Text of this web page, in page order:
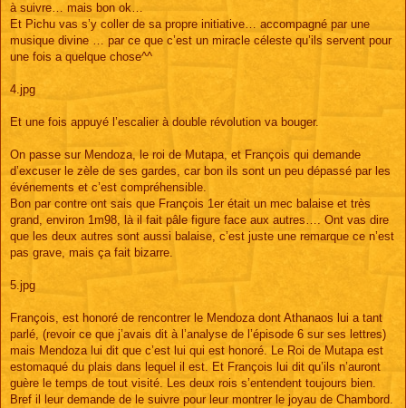
à suivre… mais bon ok…
Et Pichu vas s’y coller de sa propre initiative… accompagné par une
musique divine … par ce que c’est un miracle céleste qu’ils servent pour
une fois a quelque chose^^
4.jpg
Et une fois appuyé l’escalier à double révolution va bouger.
On passe sur Mendoza, le roi de Mutapa, et François qui demande
d’excuser le zèle de ses gardes, car bon ils sont un peu dépassé par les
événements et c’est compréhensible.
Bon par contre ont sais que François 1er était un mec balaise et très
grand, environ 1m98, là il fait pâle figure face aux autres…. Ont vas dire
que les deux autres sont aussi balaise, c’est juste une remarque ce n’est
pas grave, mais ça fait bizarre.
5.jpg
François, est honoré de rencontrer le Mendoza dont Athanaos lui a tant
parlé, (revoir ce que j’avais dit à l’analyse de l’épisode 6 sur ses lettres)
mais Mendoza lui dit que c’est lui qui est honoré. Le Roi de Mutapa est
estomaqué du plais dans lequel il est. Et François lui dit qu’ils n’auront
guère le temps de tout visité. Les deux rois s’entendent toujours bien.
Bref il leur demande de le suivre pour leur montrer le joyau de Chambord.